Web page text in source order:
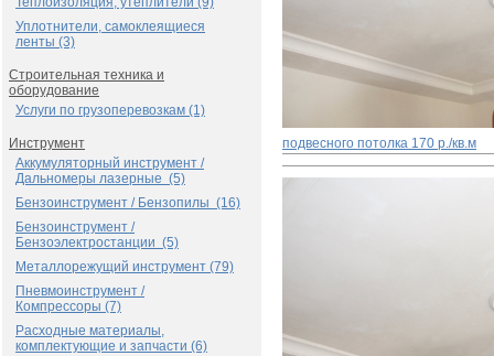
Уплотнители, самоклеящиеся
ленты (3)
Строительная техника и
оборудование
Услуги по грузоперевозкам (1)
Инструмент
Аккумуляторный инструмент /
Дальномеры лазерные (5)
Бензоинструмент / Бензопилы (16)
Бензоинструмент /
Бензоэлектростанции (5)
Металлорежущий инструмент (79)
Пневмоинструмент /
Компрессоры (7)
Расходные материалы,
комплектующие и запчасти (6)
подвесного потолка 170 р./кв.м